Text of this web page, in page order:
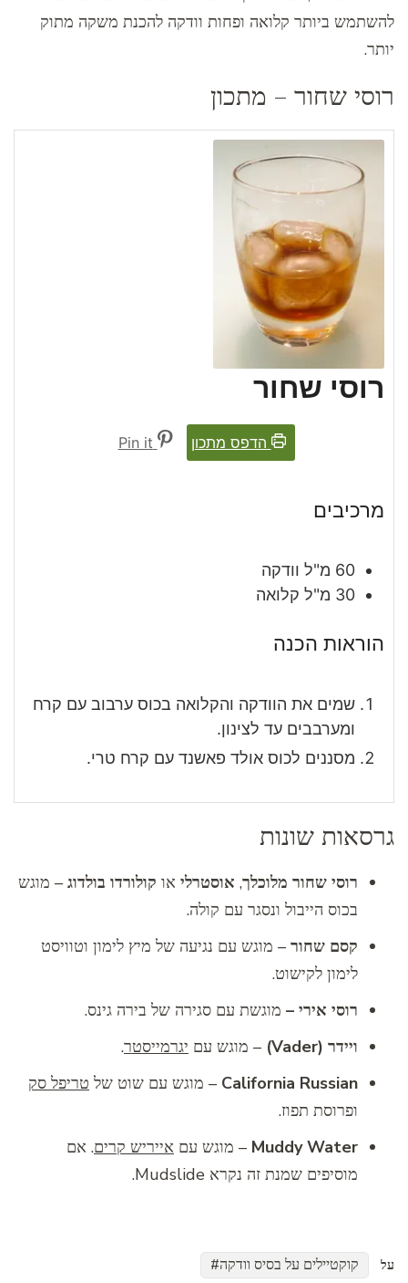
להשתמש ביותר קלואה ופחות וודקה להכנת משקה מתוק
יותר.
רוסי שחור – מתכון
רוסי שחור
הדפס מתכון
מרכיבים
60 מ"ל וודקה
30 מ"ל קלואה
הוראות הכנה
שמים את הוודקה והקלואה בכוס ערבוב עם קרח
ומערבבים עד לצינון.
מסננים לכוס אולד פאשנד עם קרח טרי.
גרסאות שונות
רוסי שחור מלוכלך, אוסטרלי או קולורדו בולדוג – מוגש
בכוס הייבול ונסגר עם קולה.
קסם שחור – מוגש עם נגיעה של מיץ לימון וטוויסט
לימון לקישוט.
רוסי אירי – מוגשת עם סגירה של בירה גינס.
ויידר (Vader
) – מוגש עם יגרמייסטר.
California Russian – מוגש עם שוט של טריפל סק
ופרוסת תפוז.
Muddy Water – מוגש עם אייריש קרים. אם
מוסיפים שמנת זה נקרא Mudslide.
על קוקטיילים על בסיס וודקה